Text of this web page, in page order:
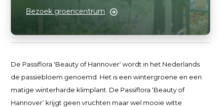
Bezoek groencentrum
De Passiflora 'Beauty of Hannover' wordt in het Nederlands
de passiebloem genoemd. Het is een wintergroene en een
matige winterharde klimplant. De Passiflora ‘Beauty of
Hannover’ krijgt geen vruchten maar wel mooie witte